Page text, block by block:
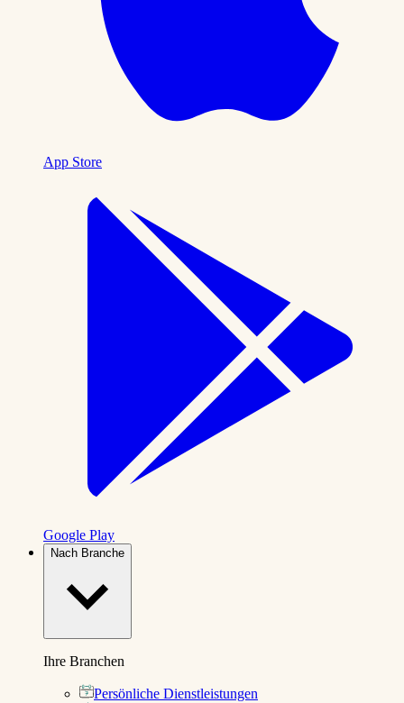
App Store
Google Play
Nach Branche
Ihre Branchen
Persönliche Dienstleistungen